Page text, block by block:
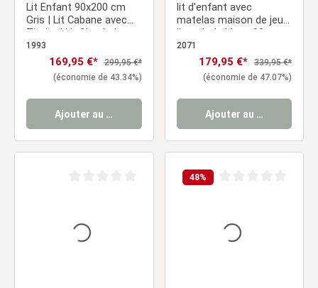
Lit Enfant 90x200 cm
Gris | Lit Cabane avec
Tiroirs | Lit Simple | avec
Sommier | Bois
1993
Prix de vente :
169,95 €* Prix régulier :
299,95 €*
(économie de 43.34%)
Ajouter au panier
lit d'enfant avec
matelas maison de jeu
lit en bois blanc 90 x
200cm
2071
Prix de vente :
179,95 €* Prix régulier :
339,95 €*
(économie de 47.07%)
Ajouter au panier
48%